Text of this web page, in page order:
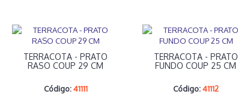
TERRACOTA - PRATO
RASO COUP 29 CM
Código:41111
TERRACOTA - PRATO
FUNDO COUP 25 CM
Código: 41112